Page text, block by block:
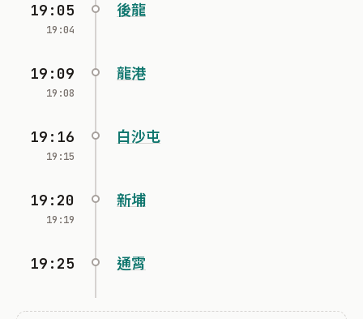
19:05
19:04
後龍
19:09
19:08
龍港
19:16
19:15
白沙屯
19:20
19:19
新埔
19:25 通霄